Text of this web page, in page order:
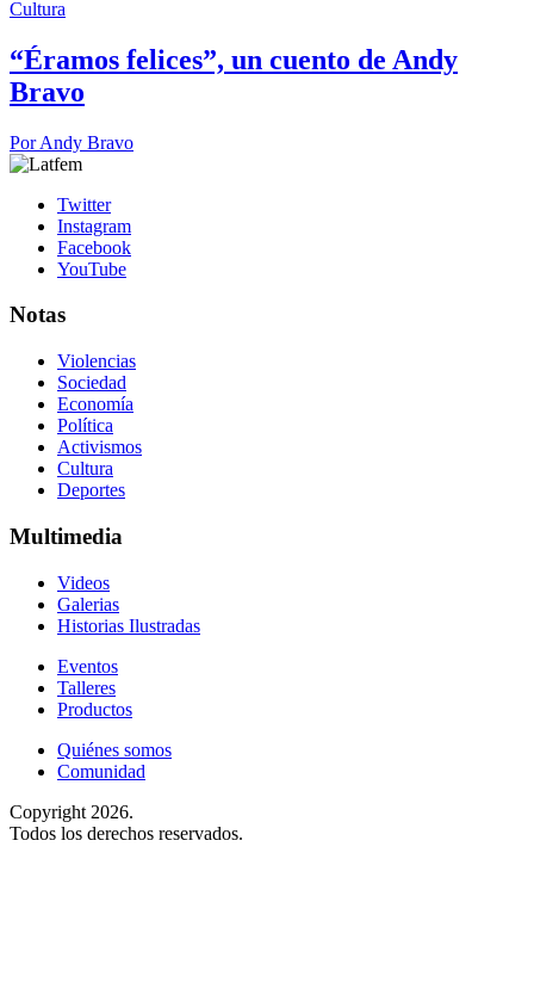
Cultura
“Éramos felices”, un cuento de Andy
Bravo
PorAndy Bravo
Twitter
Instagram
Facebook
YouTube
Notas
Violencias
Sociedad
Economía
Política
Activismos
Cultura
Deportes
Multimedia
Videos
Galerias
Historias Ilustradas
Eventos
Talleres
Productos
Quiénes somos
Comunidad
Copyright 2026.
Todos los derechos reservados.